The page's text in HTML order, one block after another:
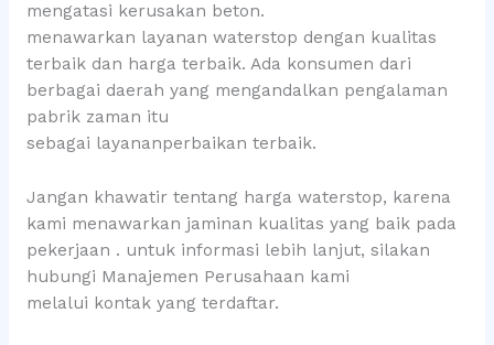
mengatasi kerusakan beton.
menawarkan layanan waterstop dengan kualitas
terbaik dan harga terbaik. Ada konsumen dari
berbagai daerah yang mengandalkan pengalaman
pabrik zaman itu
sebagai layananperbaikan terbaik.
Jangan khawatir tentang harga waterstop, karena
kami menawarkan jaminan kualitas yang baik pada
pekerjaan . untuk informasi lebih lanjut, silakan
hubungi Manajemen Perusahaan kami
melalui kontak yang terdaftar.